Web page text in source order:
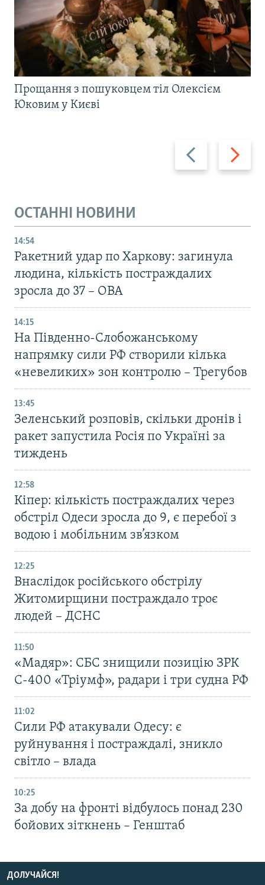
Назад Вперед
Прощання з пошуковцем тіл Олексієм
Юковим у Києві
ОСТАННІ НОВИНИ
14:54
Ракетний удар по Харкову: загинула
людина, кількість постраждалих
зросла до 37 – ОВА
14:15
На Південно-Слобожанському
напрямку сили РФ створили кілька
«невеликих» зон контролю – Трегубов
13:45
Зеленський розповів, скільки дронів і
ракет запустила Росія по Україні за
тиждень
12:58
Кіпер: кількість постраждалих через
обстріл Одеси зросла до 9, є перебої з
водою і мобільним зв’язком
12:25
Внаслідок російського обстрілу
Житомирщини постраждало троє
людей – ДСНС
11:50
«Мадяр»: СБС знищили позицію ЗРК
С-400 «Тріумф», радари і три судна РФ
11:02
Сили РФ атакували Одесу: є
руйнування і постраждалі, зникло
світло – влада
10:25
За добу на фронті відбулось понад 230
бойових зіткнень – Генштаб
ДОЛУЧАЙСЯ!